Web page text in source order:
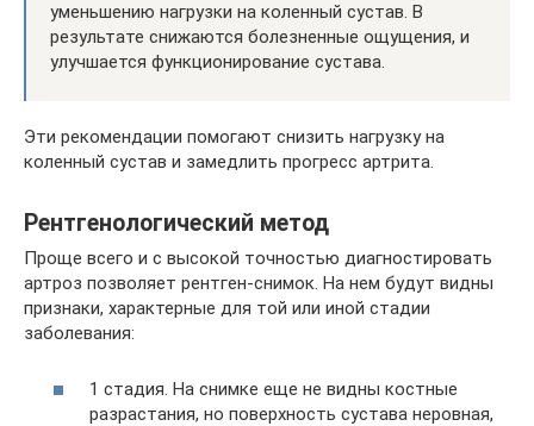
уменьшению нагрузки на коленный сустав. В
результате снижаются болезненные ощущения, и
улучшается функционирование сустава.
Эти рекомендации помогают снизить нагрузку на
коленный сустав и замедлить прогресс артрита.
Рентгенологический метод
Проще всего и с высокой точностью диагностировать
артроз позволяет рентген-снимок. На нем будут видны
признаки, характерные для той или иной стадии
заболевания:
1 стадия. На снимке еще не видны костные
разрастания, но поверхность сустава неровная,